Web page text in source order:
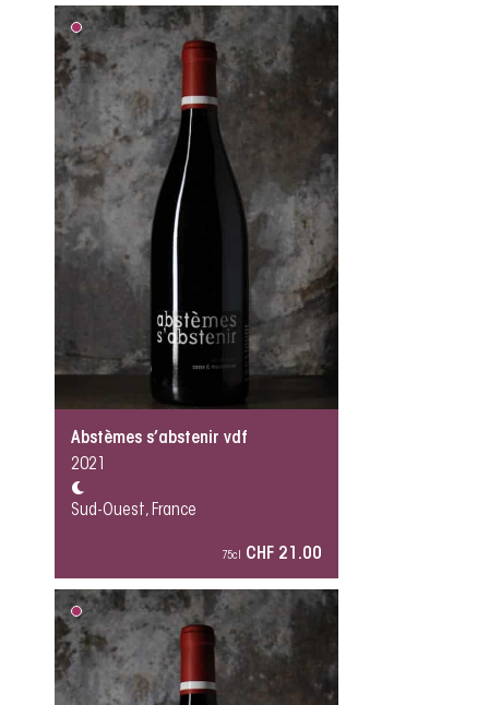
Abstèmes s’abstenir vdf
2021
Sud-Ouest, France
75cl CHF 21.00